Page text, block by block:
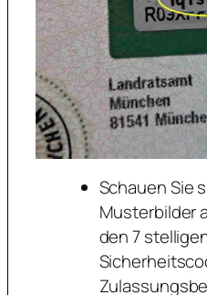
Schauen Sie
Musterbilder
den 7